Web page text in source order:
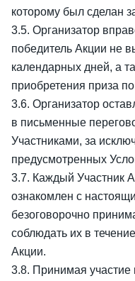
которому был сделан
3.5. Организатор
победитель Акции не
календарных дней, а
приобретения приза
3.6. Организатор
в письменные
Участниками, за
предусмотренных
3.7. Каждый Участник
ознакомлен с
безоговорочно
соблюдать их в
Акции.
3.8. Принимая участие